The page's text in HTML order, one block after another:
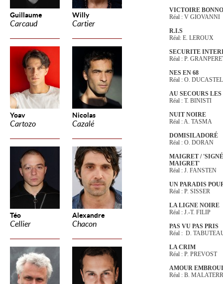
Guillaume
Carcaud
Willy
Cartier
Yoav
Cartozo
Nicolas
Cazalé
Téo
Cellier
Alexandre
Chacon
VICTOIRE
Réal : V GIOVANNI
R.I.S
Réal: E. LEROUX
SECURITE
Réal : P.
NES EN 68
Réal : O.
AU SECOURS
Réal : T. BINISTI
NUIT NOIRE
Réal : A. TASMA
DOMISILADORÉ
Réal : O. DORAN
MAIGRET /
MAIGRET'
Réal : J. FANSTEN
UN PARADIS
Réal : P. SISSER
LA LIGNE NOIRE
Réal : J.-T. FILIP
PAS VU PAS PRIS
Réal : D.
LA CRIM
Réal : P. PREVOST
AMOUR
Réal : B.